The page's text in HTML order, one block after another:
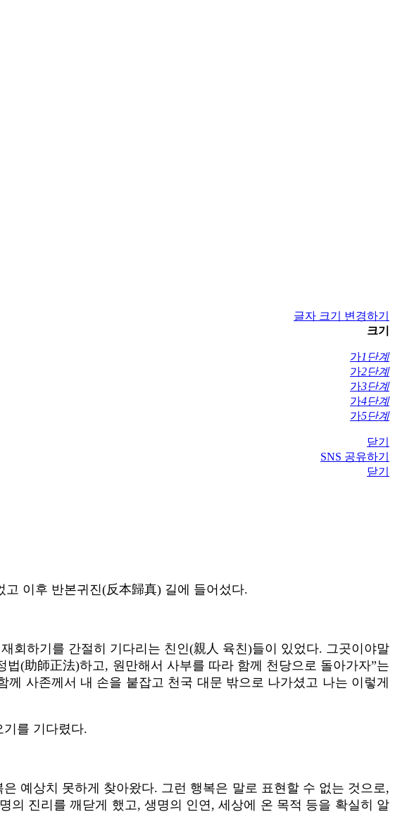
글자 크기 변경하기
크기
가1단계
가2단계
가3단계
가4단계
가5단계
닫기
SNS 공유하기
닫기
이후 반본귀진(反本歸真) 길에 들어섰다.
회하기를 간절히 기다리는 친인(親人 육친)들이 있었다. 그곳이야말
(助師正法)하고, 원만해서 사부를 따라 함께 천당으로 돌아가자”는
사존께서 내 손을 붙잡고 천국 대문 밖으로 나가셨고 나는 이렇게
를 기다렸다.
예상치 못하게 찾아왔다. 그런 행복은 말로 표현할 수 없는 것으로,
의 진리를 깨닫게 했고, 생명의 인연, 세상에 온 목적 등을 확실히 알